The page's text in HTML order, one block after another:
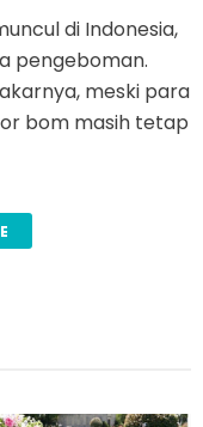
di Indonesia,
pengeboman.
meski para
bom masih tetap